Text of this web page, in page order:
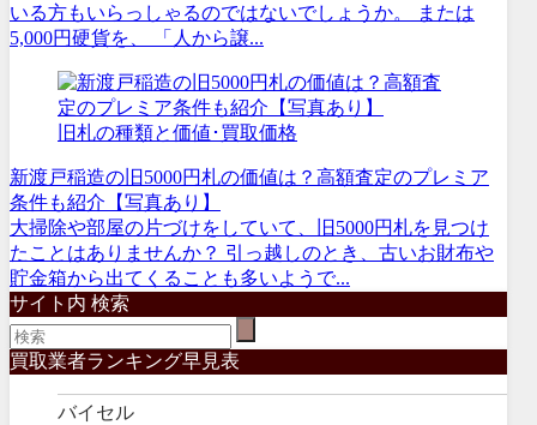
いる方もいらっしゃるのではないでしょうか。 または
5,000円硬貨を、 「人から譲...
旧札の種類と価値･買取価格
新渡戸稲造の旧5000円札の価値は？高額査定のプレミア
条件も紹介【写真あり】
大掃除や部屋の片づけをしていて、旧5000円札を見つけ
たことはありませんか？ 引っ越しのとき、古いお財布や
貯金箱から出てくることも多いようで...
サイト内 検索
買取業者ランキング早見表
バイセル